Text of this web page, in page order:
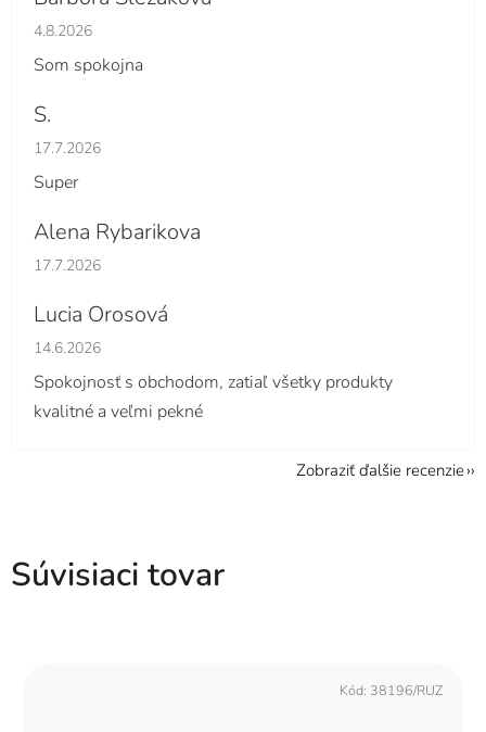
Hodnotenie obchodu je 5 z 5 hviezdičiek.
4.8.2026
Som spokojna
S.
Hodnotenie obchodu je 5 z 5 hviezdičiek.
17.7.2026
Super
Alena Rybarikova
Hodnotenie obchodu je 5 z 5 hviezdičiek.
17.7.2026
Lucia Orosová
Hodnotenie obchodu je 5 z 5 hviezdičiek.
14.6.2026
Spokojnosť s obchodom, zatiaľ všetky produkty
kvalitné a veľmi pekné
Zobraziť ďalšie recenzie
Súvisiaci tovar
Kód: 38196/RUZ